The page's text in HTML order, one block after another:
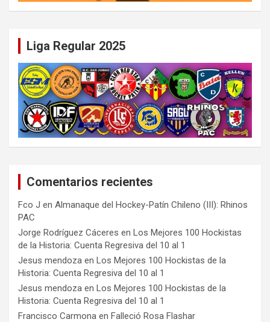
Liga Regular 2025
Comentarios recientes
Fco J en Almanaque del Hockey-Patín Chileno (III): Rhinos
PAC
Jorge Rodríguez Cáceres en Los Mejores 100 Hockistas
de la Historia: Cuenta Regresiva del 10 al 1
Jesus mendoza en Los Mejores 100 Hockistas de la
Historia: Cuenta Regresiva del 10 al 1
Jesus mendoza en Los Mejores 100 Hockistas de la
Historia: Cuenta Regresiva del 10 al 1
Francisco Carmona en Falleció Rosa Flashar